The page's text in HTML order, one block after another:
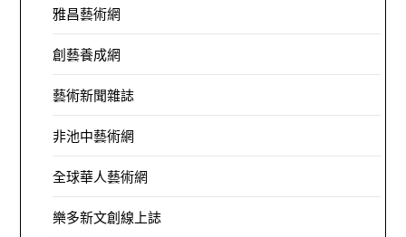
雅昌藝術網
創藝養成網
藝術新聞雜誌
非池中藝術網
全球華人藝術網
樂多新文創線上誌